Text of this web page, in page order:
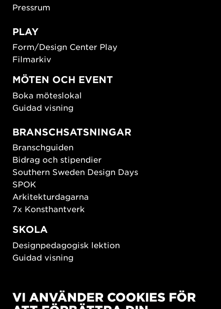
Pressrum
PLAY
Form/Design Center Play
Filmarkiv
MÖTEN OCH EVENT
Boka möteslokal
Guidad visning
BRANSCHSATSNINGAR
Branschguiden
Bidrag och stipendier
Southern Sweden Design Days
SPOK
Arkitekturdagarna
7x Konsthantverk
SKOLA
Designpedagogisk lektion
Guidad visning
New European Bauhaus
VI ANVÄNDER COOKIES FÖR